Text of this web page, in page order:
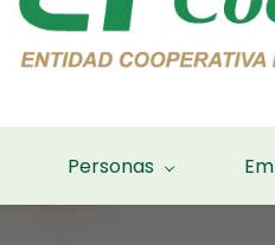
Personas